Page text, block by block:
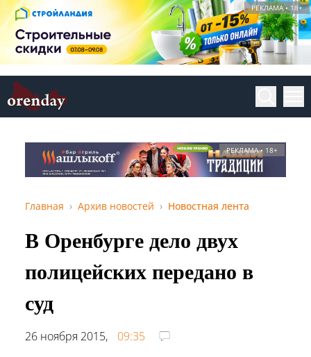
РЕКЛАМА • 18+
РЕКЛАМА • 18+
Главная Архив новостей Новостная лента
В Оренбурге дело двух
полицейских передано в
суд
26 ноября 2015,
09:35